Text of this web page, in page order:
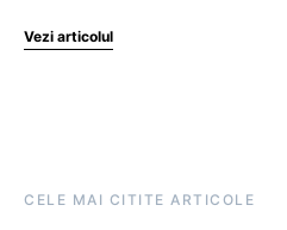
Vezi articolul
CELE MAI CITITE ARTICOLE